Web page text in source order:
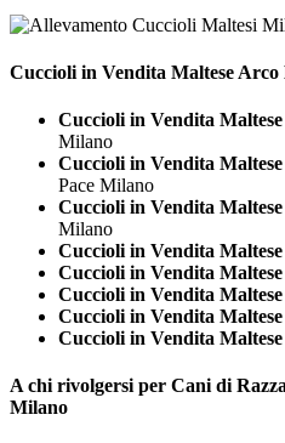
Cuccioli in Vendita Maltese Arco
Cuccioli in Vendita
Milano
Cuccioli in Vendita
Pace Milano
Cuccioli in Vendita
Milano
Cuccioli in Vendita
Cuccioli in Vendita
Cuccioli in Vendita
Cuccioli in Vendita Maltese
Cuccioli in Vendita Maltese
A chi rivolgersi per Cani di
Milano